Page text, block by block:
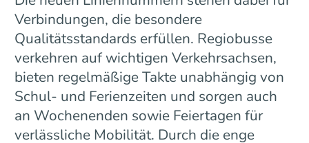
Verbindungen, die besondere
Qualitätsstandards erfüllen. Regiobusse
verkehren auf wichtigen Verkehrsachsen,
bieten regelmäßige Takte unabhängig von
Schul- und Ferienzeiten und sorgen auch
an Wochenenden sowie Feiertagen für
verlässliche Mobilität. Durch die enge